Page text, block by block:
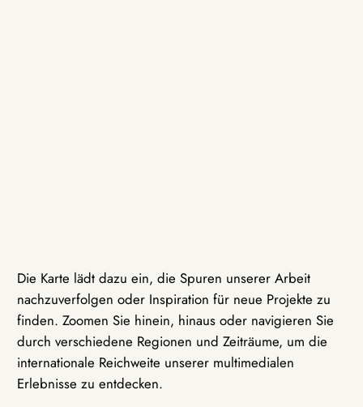
Die Karte lädt dazu ein, die Spuren unserer Arbeit
nachzuverfolgen oder Inspiration für neue Projekte zu
finden. Zoomen Sie hinein, hinaus oder navigieren Sie
durch verschiedene Regionen und Zeiträume, um die
internationale Reichweite unserer multimedialen
Erlebnisse zu entdecken.